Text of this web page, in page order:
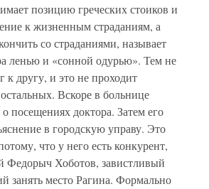
позицию греческих стоиков и
к жизненным страданиям, а
со страданиями, называет
ленью и «сонной одурью». Тем не
к другу, и это не проходит
Вскоре в больнице
посещениях доктора. Затем его
в городскую управу. Это
что у него есть конкурент,
Хоботов, завистливый
занять место Рагина. Формально